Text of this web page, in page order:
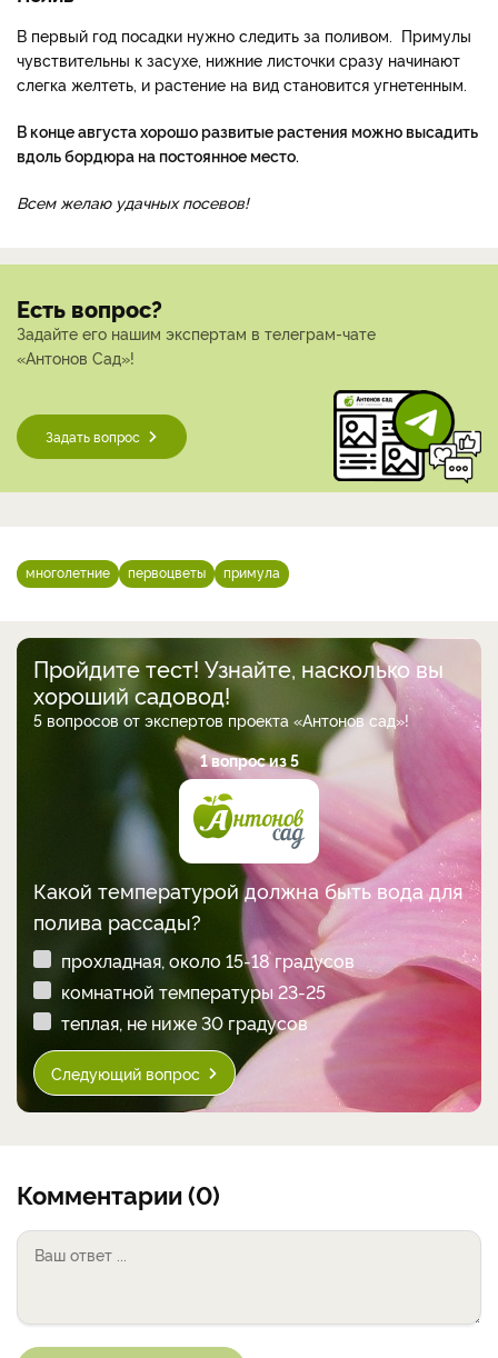
В первый год посадки нужно следить за поливом. Примулы
чувствительны к засухе, нижние листочки сразу начинают
слегка желтеть, и растение на вид становится угнетенным.
В конце августа хорошо развитые растения можно высадить
вдоль бордюра на постоянное место.
Всем желаю удачных посевов!
Есть вопрос?
Задайте его нашим экспертам в телеграм-чате
«Антонов Сад»!
Задать вопрос
многолетние первоцветы примула
Пройдите тест! Узнайте, насколько вы
хороший садовод!
5 вопросов от экспертов проекта «Антонов сад»!
1 вопрос из 5
Какой температурой должна быть вода для
полива рассады?
прохладная, около 15-18 градусов
комнатной температуры 23-25
теплая, не ниже 30 градусов
Следующий вопрос
Комментарии (0)